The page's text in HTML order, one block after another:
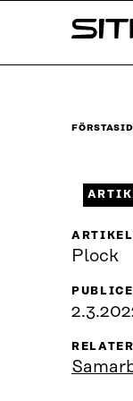
↓
Plock